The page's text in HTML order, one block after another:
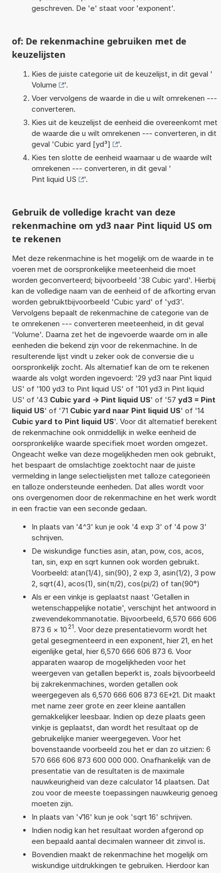
geschreven. De 'e' staat voor 'exponent'.
of: De rekenmachine gebruiken met de
keuzelijsten
Kies de juiste categorie uit de keuzelijst, in dit geval '
Volume
'.
Voer vervolgens de waarde in die u wilt omrekenen ---
converteren.
Kies uit de keuzelijst de eenheid die overeenkomt met
de waarde die u wilt omrekenen --- converteren, in dit
geval 'Cubic yard [yd³]
'.
Kies ten slotte de eenheid waarnaar u de waarde wilt
omrekenen --- converteren, in dit geval '
Pint liquid US
'.
Gebruik de volledige kracht van deze
rekenmachine om yd3 naar Pint liquid US om
te rekenen
Met deze rekenmachine is het mogelijk om de waarde in te
voeren met de oorspronkelijke meeteenheid die moet
worden geconverteerd; bijvoorbeeld '38 Cubic yard'. Hierbij
kan de volledige naam van de eenheid of de afkorting ervan
worden gebruiktbijvoorbeeld 'Cubic yard' of 'yd3'.
Vervolgens bepaalt de rekenmachine de categorie van de
te omrekenen --- converteren meeteenheid, in dit geval
'Volume'. Daarna zet het de ingevoerde waarde om in alle
eenheden die bekend zijn voor de rekenmachine. In de
resulterende lijst vindt u zeker ook de conversie die u
oorspronkelijk zocht. Als alternatief kan de om te rekenen
waarde als volgt worden ingevoerd: '29 yd3 naar Pint liquid
US' of '100 yd3 to Pint liquid US' of '101 yd3 in Pint liquid
US' of '43 Cubic yard -> Pint liquid US' of '57 yd3 = Pint
liquid US' of '71 Cubic yard naar Pint liquid US' of '14
Cubic yard to Pint liquid US'. Voor dit alternatief berekent
de rekenmachine ook onmiddellijk in welke eenheid de
oorspronkelijke waarde specifiek moet worden omgezet.
Ongeacht welke van deze mogelijkheden men ook gebruikt,
het bespaart de omslachtige zoektocht naar de juiste
vermelding in lange selectielijsten met talloze categorieën
en talloze ondersteunde eenheden. Dat alles wordt voor
ons overgenomen door de rekenmachine en het werk wordt
in een fractie van een seconde gedaan.
In plaats van '4^3' kun je ook '4 exp 3' of '4 pow 3'
schrijven.
De wiskundige functies asin, atan, pow, cos, acos,
tan, sin, exp en sqrt kunnen ook worden gebruikt.
Voorbeeld: atan(1/4), sin(90), 2 exp 3, asin(1/2), 3 pow
2, sqrt(4), acos(1), sin(π/2), cos(pi/2) of tan(90°)
Als er een vinkje is geplaatst naast 'Getallen in
wetenschappelijke notatie', verschijnt het antwoord in
zwevendekommanotatie. Bijvoorbeeld, 6,570 666 606
873 6 × 10 21. Voor deze presentatievorm wordt het
getal gesegmenteerd in een exponent, hier 21, en het
eigenlijke getal, hier 6,570 666 606 873 6. Voor
apparaten waarop de mogelijkheden voor het
weergeven van getallen beperkt is, zoals bijvoorbeeld
bij zakrekenmachines, worden getallen ook
weergegeven als 6,570 666 606 873 6E+21. Dit maakt
met name zeer grote en zeer kleine aantallen
gemakkelijker leesbaar. Indien op deze plaats geen
vinkje is geplaatst, dan wordt het resultaat op de
gebruikelijke manier weergegeven. Voor het
bovenstaande voorbeeld zou het er dan zo uitzien: 6
570 666 606 873 600 000 000. Onafhankelijk van de
presentatie van de resultaten is de maximale
nauwkeurigheid van deze calculator 14 plaatsen. Dat
zou voor de meeste toepassingen nauwkeurig genoeg
moeten zijn.
In plaats van '√16' kun je ook 'sqrt 16' schrijven.
Indien nodig kan het resultaat worden afgerond op
een bepaald aantal decimalen wanneer dit zinvol is.
Bovendien maakt de rekenmachine het mogelijk om
wiskundige uitdrukkingen te gebruiken. Hierdoor kan